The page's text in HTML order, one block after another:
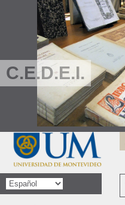
C.E.D.E.I.